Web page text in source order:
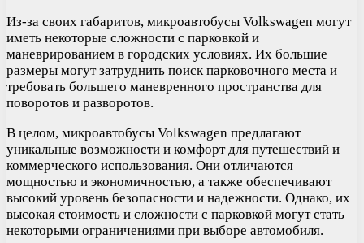
Из-за своих габаритов, микроавтобусы Volkswagen могут
иметь некоторые сложности с парковкой и
маневрированием в городских условиях. Их большие
размеры могут затруднить поиск парковочного места и
требовать большего маневренного пространства для
поворотов и разворотов.
В целом, микроавтобусы Volkswagen предлагают
уникальные возможности и комфорт для путешествий и
коммерческого использования. Они отличаются
мощностью и экономичностью, а также обеспечивают
высокий уровень безопасности и надежности. Однако, их
высокая стоимость и сложности с парковкой могут стать
некоторыми ограничениями при выборе автомобиля.